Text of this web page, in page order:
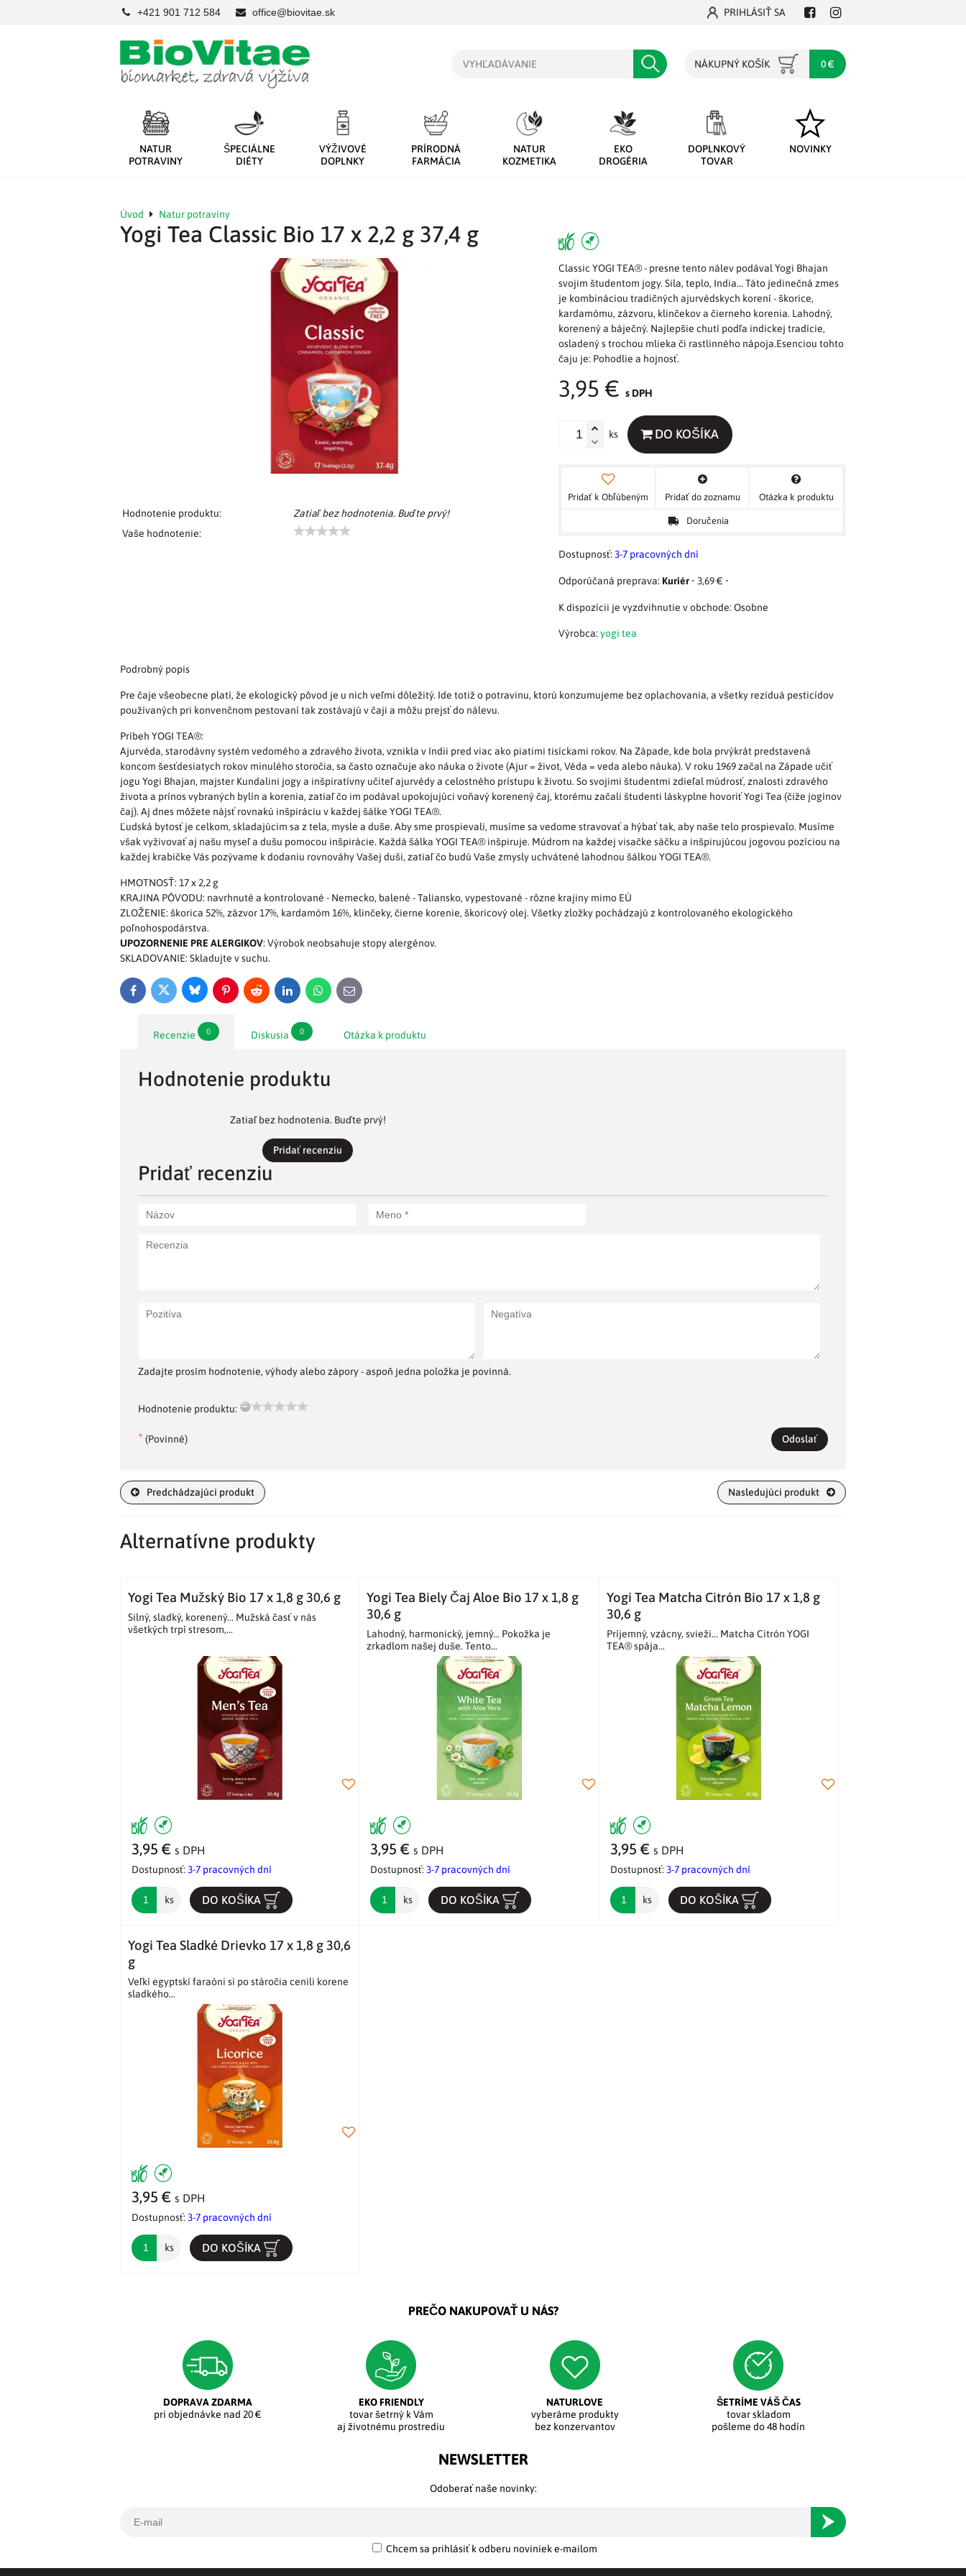
+421 901 712 584 office@biovitae.sk PRIHLÁSIŤ SA
FacebookInstagram
Hľadať NÁKUPNÝ KOŠÍK 0 €
NATUR
POTRAVINY
ŠPECIÁLNE
DIÉTY
VÝŽIVOVÉ
DOPLNKY
PRÍRODNÁ
FARMÁCIA
NATUR
KOZMETIKA
EKO
DROGÉRIA
DOPLNKOVÝ
TOVAR
NOVINKY
Úvod Natur potraviny
Yogi Tea Classic Bio 17 x 2,2 g 37,4 g
Hodnotenie produktu:
Zatiaľ bez hodnotenia. Buďte prvý!
Vaše hodnotenie:
Classic YOGI TEA® - presne tento nálev podával Yogi Bhajan
svojim študentom jogy. Sila, teplo, India... Táto jedinečná zmes
je kombináciou tradičných ajurvédskych korení - škorice,
kardamómu, zázvoru, klinčekov a čierneho korenia. Lahodný,
korenený a báječný. Najlepšie chutí podľa indickej tradície,
osladený s trochou mlieka či rastlinného nápoja.Esenciou tohto
čaju je: Pohodlie a hojnosť.
3,95 € s DPH
ks DO KOŠÍKA
Pridať k Obľúbeným Pridať do zoznamu Otázka k produktu
Doručenia
Dostupnosť: 3-7 pracovných dní
Kuriér • 3,69 € •
Osobne
Výrobca: yogi tea
Podrobný popis
Pre čaje všeobecne platí, že ekologický pôvod je u nich veľmi dôležitý. Ide totiž o potravinu, ktorú konzumujeme bez oplachovania, a všetky reziduá pesticídov
používaných pri konvenčnom pestovaní tak zostávajú v čaji a môžu prejsť do nálevu.
Príbeh YOGI TEA®:
Ajurvéda, starodávny systém vedomého a zdravého života, vznikla v Indii pred viac ako piatimi tisíckami rokov. Na Západe, kde bola prvýkrát predstavená
koncom šesťdesiatych rokov minulého storočia, sa často označuje ako náuka o živote (Ajur = život, Véda = veda alebo náuka). V roku 1969 začal na Západe učiť
jogu Yogi Bhajan, majster Kundalini jogy a inšpiratívny učiteľ ajurvédy a celostného prístupu k životu. So svojimi študentmi zdieľal múdrosť, znalosti zdravého
života a prínos vybraných bylín a korenia, zatiaľ čo im podával upokojujúci voňavý korenený čaj, ktorému začali študenti láskyplne hovoriť Yogi Tea (čiže jogínov
čaj). Aj dnes môžete nájsť rovnakú inšpiráciu v každej šálke YOGI TEA®.
Ľudská bytosť je celkom, skladajúcim sa z tela, mysle a duše. Aby sme prospievali, musíme sa vedome stravovať a hýbať tak, aby naše telo prospievalo. Musíme
však vyživovať aj našu myseľ a dušu pomocou inšpirácie. Každá šálka YOGI TEA® inšpiruje. Múdrom na každej visačke sáčku a inšpirujúcou jogovou pozíciou na
každej krabičke Vás pozývame k dodaniu rovnováhy Vašej duši, zatiaľ čo budú Vaše zmysly uchvátené lahodnou šálkou YOGI TEA®.
HMOTNOSŤ: 17 x 2,2 g
KRAJINA PÔVODU: navrhnuté a kontrolované - Nemecko, balené - Taliansko, vypestované - rôzne krajiny mimo EÚ
ZLOŽENIE: škorica 52%, zázvor 17%, kardamóm 16%, klinčeky, čierne korenie, škoricový olej. Všetky zložky pochádzajú z kontrolovaného ekologického
poľnohospodárstva.
UPOZORNENIE PRE ALERGIKOV: Výrobok neobsahuje stopy alergénov.
SKLADOVANIE: Skladujte v suchu.
FacebookTwitterBlueskyPinterestRedditLinkedInWhatsApp
E-
mail
Recenzie 0 Diskusia 0 Otázka k produktu
Hodnotenie produktu
Zatiaľ bez hodnotenia. Buďte prvý!
Pridať recenziu
Pridať recenziu
Zadajte prosím hodnotenie, výhody alebo zápory - aspoň jedna položka je povinná.
Hodnotenie produktu:
* (Povinné) Odoslať
Predchádzajúci produkt Nasledujúci produkt
Alternatívne produkty
Yogi Tea Mužský Bio 17 x 1,8 g 30,6 g
Silný, sladký, korenený... Mužská časť v nás
všetkých trpí stresom,...
3,95 € s DPH
Dostupnosť: 3-7 pracovných dní
ks DO KOŠÍKA
Yogi Tea Biely Čaj Aloe Bio 17 x 1,8 g
30,6 g
Lahodný, harmonický, jemný... Pokožka je
zrkadlom našej duše. Tento...
3,95 €s DPH
Dostupnosť: 3-7 pracovných dní
ks DO KOŠÍKA
Yogi Tea Matcha Citrón Bio 17 x 1,8 g
30,6 g
Príjemný, vzácny, svieži... Matcha Citrón YOGI
TEA® spája...
3,95 € s DPH
Dostupnosť: 3-7 pracovných dní
ks DO KOŠÍKA
Yogi Tea Sladké Drievko 17 x 1,8 g 30,6
g
Veľkí egyptskí faraóni si po stáročia cenili korene
sladkého...
3,95 € s DPH
Dostupnosť: 3-7 pracovných dní
ks DO KOŠÍKA
PREČO NAKUPOVAŤ U NÁS?
DOPRAVA ZDARMA
pri objednávke nad 20 €
EKO FRIENDLY
tovar šetrný k Vám
aj životnému prostrediu
NATURLOVE
vyberáme produkty
bez konzervantov
ŠETRÍME VÁŠ ČAS
tovar skladom
pošleme do 48 hodín
NEWSLETTER
Odoberať naše novinky:
Odoberať
Chcem sa prihlásiť k odberu noviniek e-mailom